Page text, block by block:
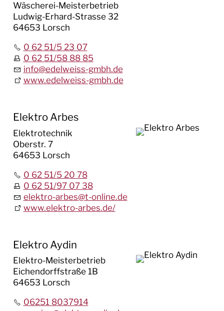
Wäscherei-Meisterbetrieb
Ludwig-Erhard-Strasse 32
64653 Lorsch
0 62 51/5 23 07
0 62 51/58 88 85
info@edelweiss-gmbh.de
www.edelweiss-gmbh.de
Elektro Arbes
Elektrotechnik
Oberstr. 7
64653 Lorsch
0 62 51/5 20 78
0 62 51/97 07 38
elektro-arbes@t-online.de
www.elektro-arbes.de/
Elektro Aydin
Elektro-Meisterbetrieb
Eichendorffstraße 1B
64653 Lorsch
06251 8037914